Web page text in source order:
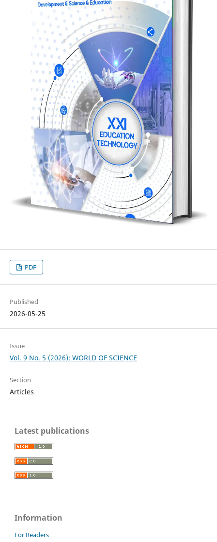
PDF
Published
2026-05-25
Issue
Vol. 9 No. 5 (2026): WORLD OF SCIENCE
Section
Articles
Latest publications
Information
For Readers